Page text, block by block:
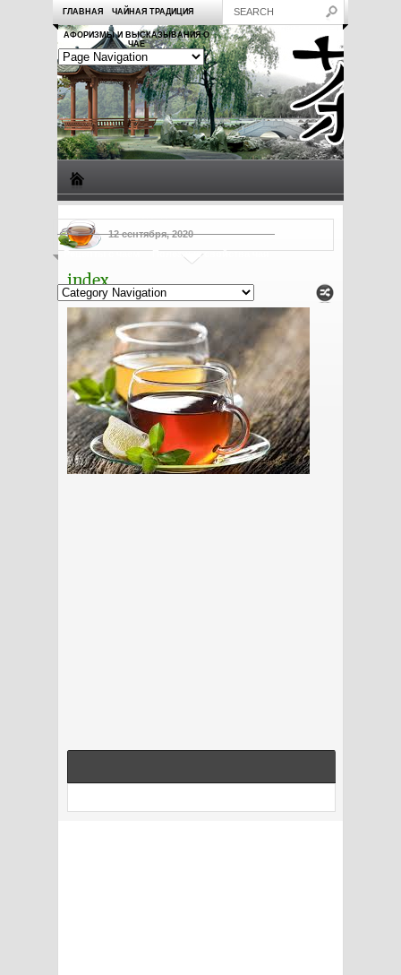
ГЛАВНАЯ ЧАЙНАЯ ТРАДИЦИЯ
АФОРИЗМЫ И ВЫСКАЗЫВАНИЯ О
ЧАЕ
Рецепты с чаем Полезные свойства чая
12 сентября, 2020
index